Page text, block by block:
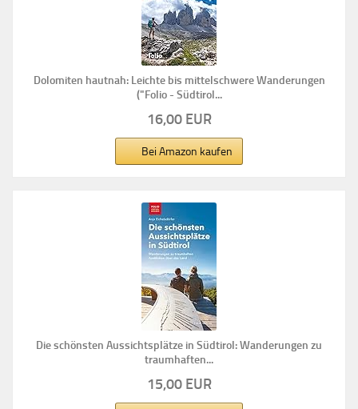
Dolomiten hautnah: Leichte bis mittelschwere Wanderungen
("Folio - Südtirol...
16,00 EUR
Bei Amazon kaufen
Die schönsten Aussichtsplätze in Südtirol: Wanderungen zu
traumhaften...
15,00 EUR